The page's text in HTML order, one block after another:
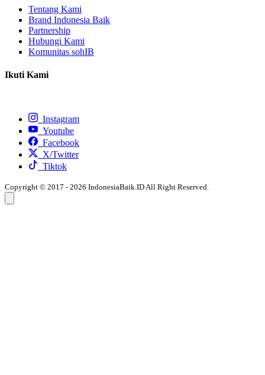
Tentang Kami
Brand Indonesia Baik
Partnership
Hubungi Kami
Komunitas sohIB
Ikuti Kami
Instagram
Youtube
Facebook
X/Twitter
Tiktok
Copyright © 2017 - 2026 IndonesiaBaik.ID All Right Reserved.